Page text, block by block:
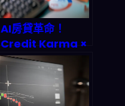
AI房貸革命！
Credit Karma ×
Better聯手打造房
貸再融資新時代，
2026年你是否也